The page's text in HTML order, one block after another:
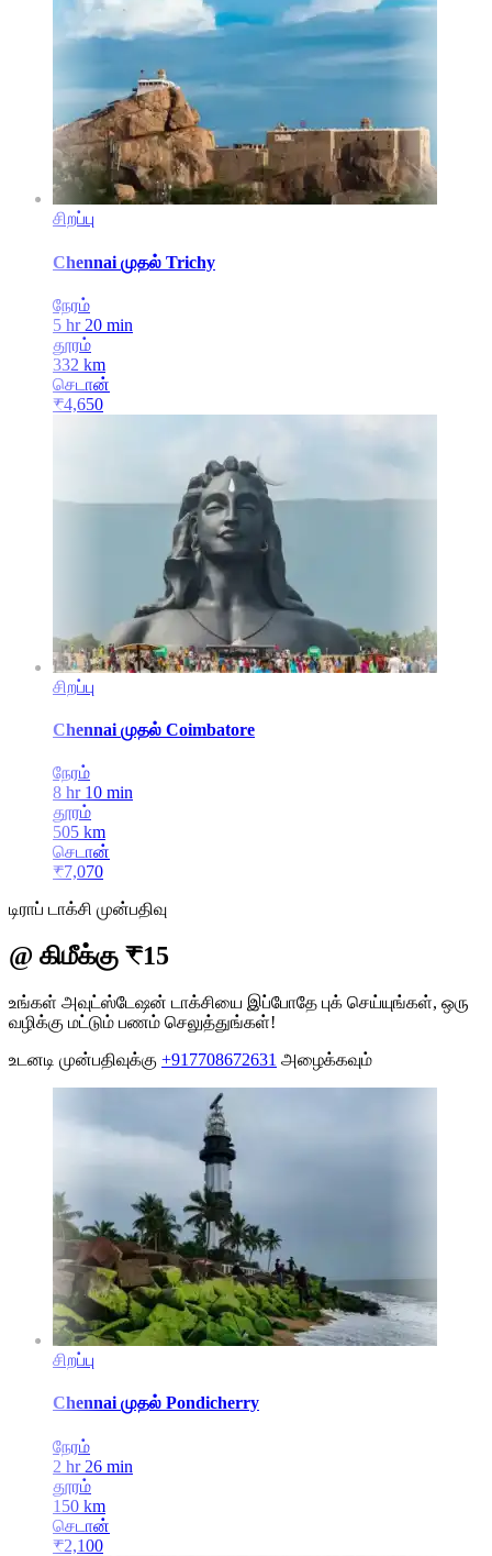
சிறப்பு
Chennai முதல் Trichy
நேரம்
5 hr 20 min
தூரம்
332 km
செடான்
₹4,650
சிறப்பு
Chennai முதல் Coimbatore
நேரம்
8 hr 10 min
தூரம்
505 km
செடான்
₹7,070
டிராப் டாக்சி முன்பதிவு
@ கிமீக்கு ₹15
உங்கள் அவுட்ஸ்டேஷன் டாக்சியை இப்போதே புக் செய்யுங்கள், ஒரு
வழிக்கு மட்டும் பணம் செலுத்துங்கள்!
உடனடி முன்பதிவுக்கு +917708672631 அழைக்கவும்
சிறப்பு
Chennai முதல் Pondicherry
நேரம்
2 hr 26 min
தூரம்
150 km
செடான்
₹2,100